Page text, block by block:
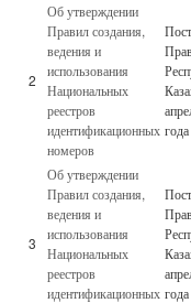
2
Об утверждении
Правил создания,
ведения и
использования
Национальных
реестров
идентификационных
номеров
3
Об утверждении
Правил создания,
ведения и
использования
Национальных
реестров
идентификационных